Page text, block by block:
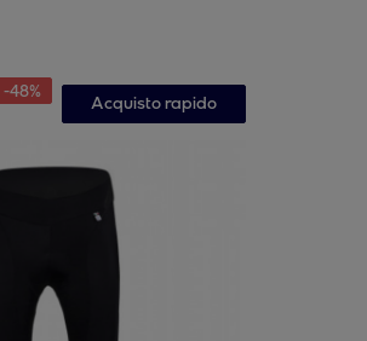
-48%
Acquisto rapido